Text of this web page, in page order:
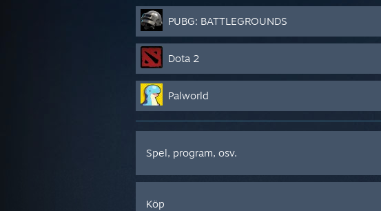
PUBG: BATTLEGROUNDS
Dota 2
Palworld
Spel, program, osv.
Köp